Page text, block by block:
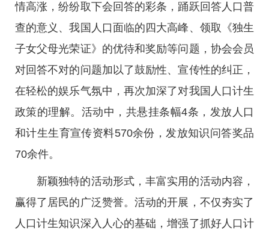
情高涨，纷纷取下会回答的彩条，踊跃回答人口普
查的意义、我国人口面临的四大高峰、领取《独生
子女父母光荣证》的优待和奖励等问题，协会会员
对回答不对的问题加以了鼓励性、宣传性的纠正，
在轻松的娱乐气氛中，再次加深了对我国人口计生
政策的理解。活动中，共悬挂条幅4条，发放人口
和计生生育宣传资料570余份，发放知识问答奖品
70余件。
新颖独特的活动形式，丰富实用的活动内容，
赢得了居民的广泛赞誉。活动的开展，不仅夯实了
人口计生知识深入人心的基础，增强了抓好人口计